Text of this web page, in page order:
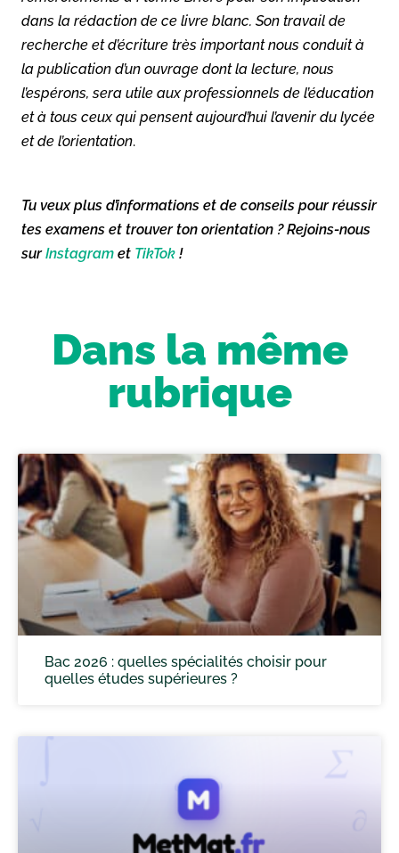
dans la rédaction de ce livre blanc. Son travail de
recherche et d’écriture très important nous conduit à
la publication d’un ouvrage dont la lecture, nous
l’espérons, sera utile aux professionnels de l’éducation
et à tous ceux qui pensent aujourd’hui l’avenir du lycée
et de l’orientation.
Tu veux plus d’informations et de conseils pour réussir
tes examens et trouver ton orientation ? Rejoins-nous
surInstagram et TikTok !
Dans la même
rubrique
Bac 2026 : quelles spécialités choisir pour
quelles études supérieures ?